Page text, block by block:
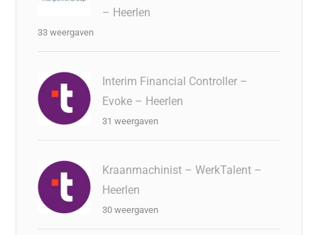
– Heerlen
33 weergaven
Interim Financial Controller –
Evoke – Heerlen
31 weergaven
Kraanmachinist – WerkTalent –
Heerlen
30 weergaven